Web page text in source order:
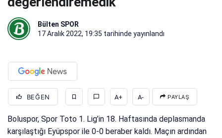
Bülten SPOR
17 Aralık 2022, 19:35 tarihinde yayınlandı
BEĞEN A+ A- PAYLAŞ
Boluspor, Spor Toto 1. Lig’in 18. Haftasında deplasmanda
karşılaştığı Eyüpspor ile 0-0 beraber kaldı. Maçın ardından